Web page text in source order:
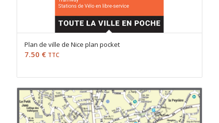
Plan de ville de Nice plan pocket
7.50 € TTC